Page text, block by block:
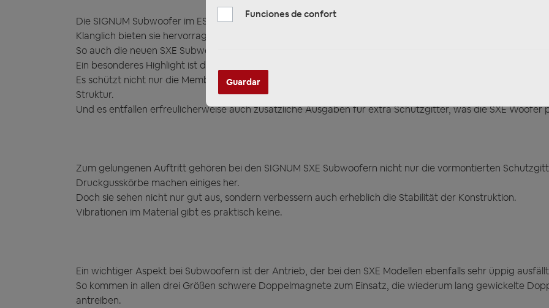
Die SIGNUM Subwoofer im ESX Programm sind dank ihrer Qualitäten mittlerweile zum Geheimtipp
Klanglich bieten sie hervorragende Ergebnisse, sind sehr hochwertig verarbeitet und gut ausgestattet.
So auch die neuen SXE Subwoofer, die besonders in Bassreflexboxen
Ein besonderes Highlight ist das mitgelieferte, vormontierte und äußerst stabile Schutzgitter.
Es schützt nicht nur die Membran vor Beschädigungen, sondern überzeugt auch optisch durch sein
Struktur.
Und es entfallen erfreulicherweise auch zusätzliche Ausgaben für extra Schutzgitter, was die SXE
Zum gelungenen Auftritt gehören bei den SIGNUM SXE Subwoofern nicht nur die vormontierten
Druckgusskörbe machen einiges her.
Doch sie sehen nicht nur gut aus, sondern verbessern auch erheblich die Stabilität der Konstruktion.
Vibrationen im Material gibt es praktisch keine.
Ein wichtiger Aspekt bei Subwoofern ist der Antrieb, der bei den SXE Modellen ebenfalls sehr üppig
So kommen in allen drei Größen schwere Doppelmagnete zum Einsatz, die wiederum lang gewickelte
antreiben.
Funciones de confort
Guardar